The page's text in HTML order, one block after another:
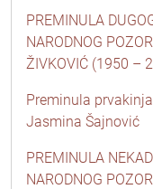
PREMINULA
NARODNOG
ŽIVKOVIĆ (1950 –
Preminula
Jasmina Šajnović
PREMINULA
NARODNOG